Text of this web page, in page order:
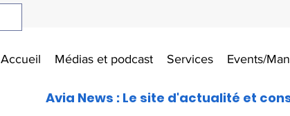
Accueil Médias et podcast Services Events/
Avia News : Le site d'actualité et